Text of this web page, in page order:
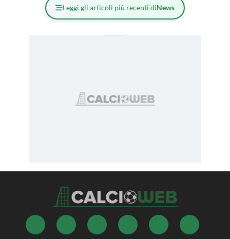
Leggi gli articoli più recenti diNews